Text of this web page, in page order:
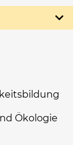
Ökologie